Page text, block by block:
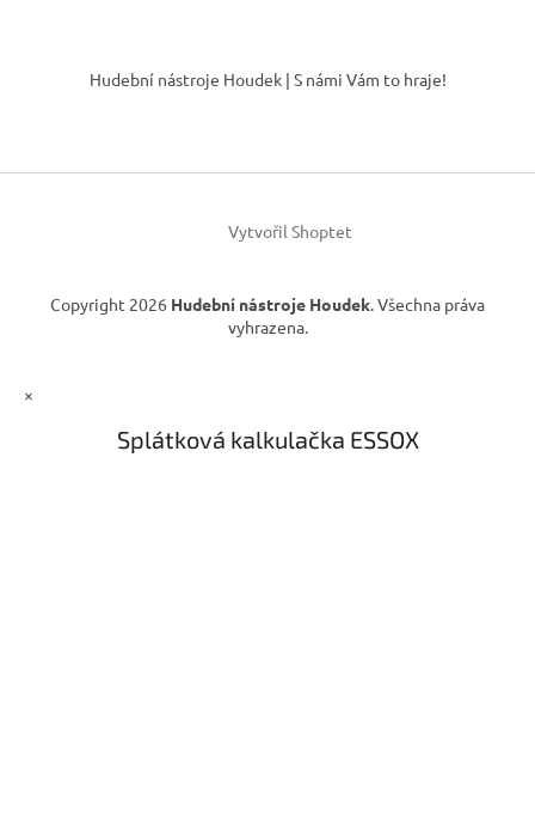
í
Hudební nástroje Houdek | S námi Vám to hraje!
Vytvořil Shoptet
Copyright 2026 Hudební nástroje Houdek. Všechna práva
vyhrazena.
×
Splátková kalkulačka ESSOX